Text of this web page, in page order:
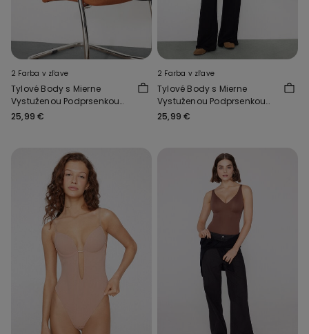
2 Farba v zľave
Tylové Body s Mierne
Vystuženou Podprsenkou
Essential Tulle
25,99 €
2 Farba v zľave
Tylové Body s Mierne
Vystuženou Podprsenkou
Essential Tulle
25,99 €